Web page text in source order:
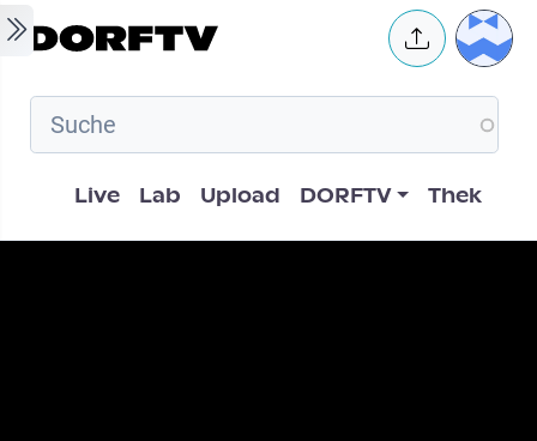
Skip to main content User
Hauptnavigation
Live Lab Upload DORFTV Thek